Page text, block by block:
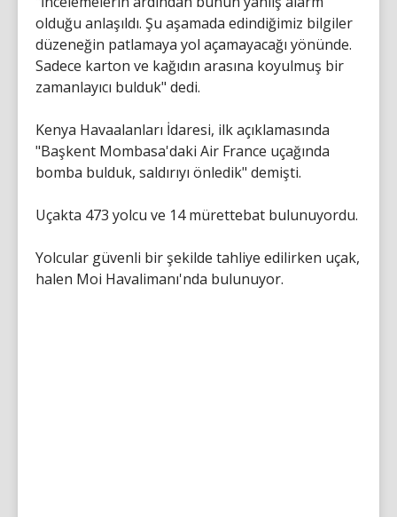
olduğu anlaşıldı. Şu aşamada edindiğimiz bilgiler
düzeneğin patlamaya yol açamayacağı yönünde.
Sadece karton ve kağıdın arasına koyulmuş bir
zamanlayıcı bulduk" dedi.
Kenya Havaalanları İdaresi, ilk açıklamasında
"Başkent Mombasa'daki Air France uçağında
bomba bulduk, saldırıyı önledik" demişti.
Uçakta 473 yolcu ve 14 mürettebat bulunuyordu.
Yolcular güvenli bir şekilde tahliye edilirken uçak,
halen Moi Havalimanı'nda bulunuyor.